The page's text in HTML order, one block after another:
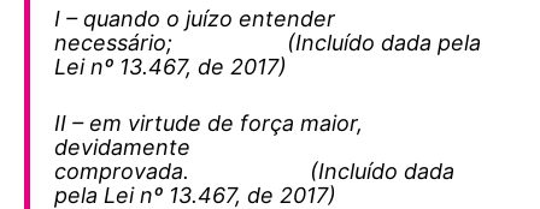
I – quando o juízo entender
necessário; (Incluído dada pela
Lei nº 13.467, de 2017)
II – em virtude de força maior,
devidamente
comprovada. (Incluído dada
pela Lei nº 13.467, de 2017)